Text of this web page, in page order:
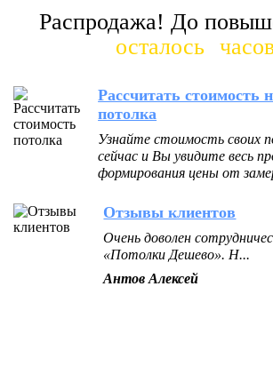
Распродажа! До
осталось
Рассчитать стоимость
потолка
Узнайте стоимость своих
сейчас и Вы увидите весь
формирования цены от
Отзывы клиентов
Очень доволен
«Потолки Дешево». Н...
Антов Алексей